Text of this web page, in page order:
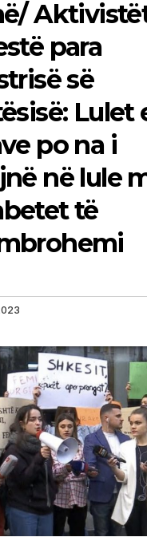
para
së
Lulet
po na i
në lule
të